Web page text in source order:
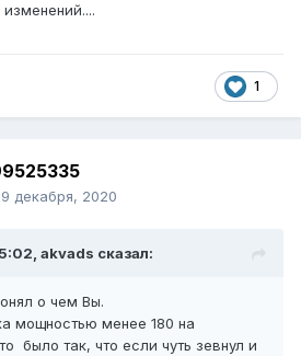
1
декабря, 2020
akvads сказал:
о чем Вы.
мощностью менее 180 на
было так, что если чуть зевнул и